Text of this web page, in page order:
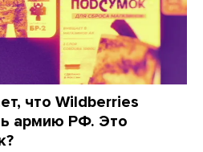
что Wildberries
армию РФ. Это